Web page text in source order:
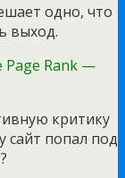
одно, что
выход.
Page Rank —
критику
сайт попал под